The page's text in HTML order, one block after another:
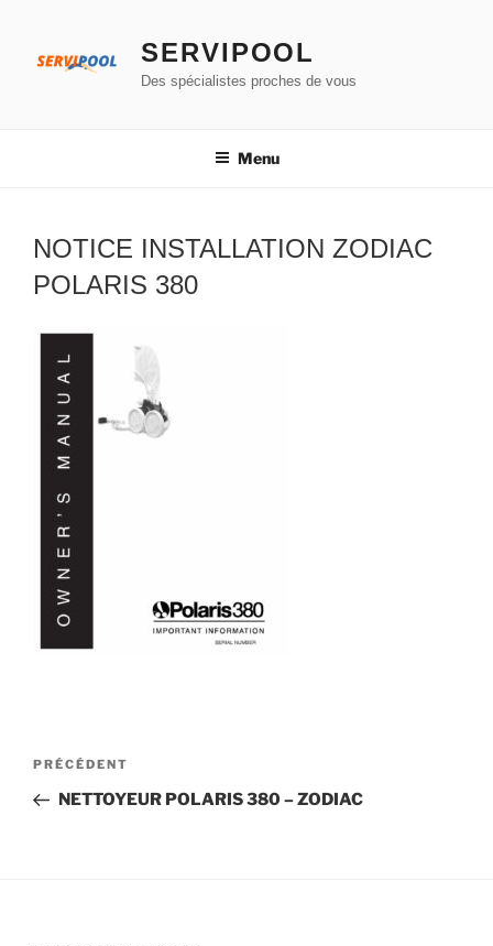
contenu
SERVIPOOL
Des spécialistes proches de vous
Menu
NOTICE INSTALLATION ZODIAC
POLARIS 380
Navigation
l’article
Article
précédent
PRÉCÉDENT
NETTOYEUR POLARIS 380 – ZODIAC